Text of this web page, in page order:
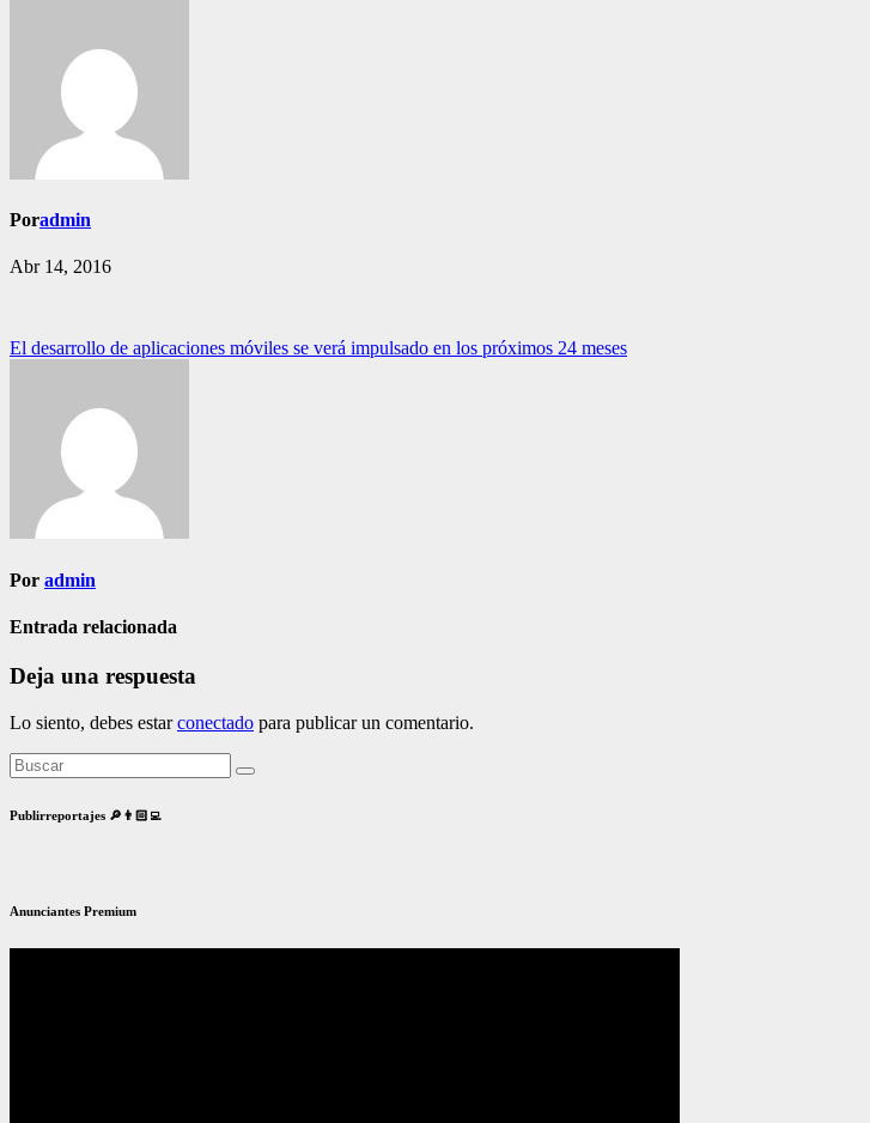
Poradmin
Abr 14, 2016
Navegación
entradas
El desarrollo de aplicaciones móviles se verá impulsado en los próximos 24 meses
Por admin
Entrada relacionada
Deja una respuesta
Lo siento, debes estarconectado para publicar un comentario.
Publirreportajes 🔎👨🏻‍💻
Anunciantes Premium